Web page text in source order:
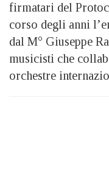
firmatari del
corso degli anni
dal M° Giuseppe
musicisti che
orchestre